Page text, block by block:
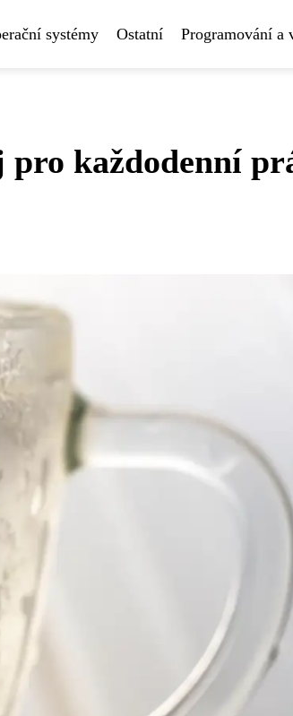
systémy Ostatní Programování a
pro každodenní